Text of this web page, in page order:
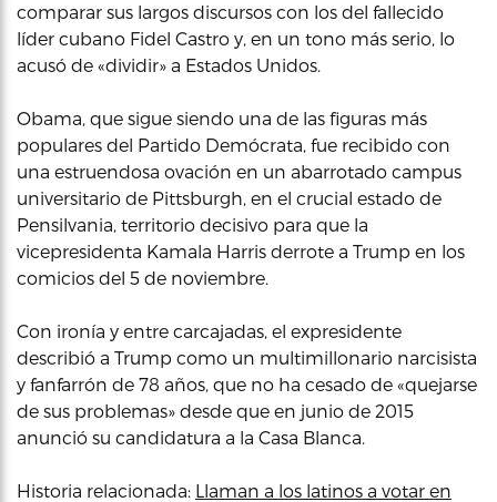
comparar sus largos discursos con los del fallecido
líder cubano Fidel Castro y, en un tono más serio, lo
acusó de «dividir» a Estados Unidos.
Obama, que sigue siendo una de las figuras más
populares del Partido Demócrata, fue recibido con
una estruendosa ovación en un abarrotado campus
universitario de Pittsburgh, en el crucial estado de
Pensilvania, territorio decisivo para que la
vicepresidenta Kamala Harris derrote a Trump en los
comicios del 5 de noviembre.
Con ironía y entre carcajadas, el expresidente
describió a Trump como un multimillonario narcisista
y fanfarrón de 78 años, que no ha cesado de «quejarse
de sus problemas» desde que en junio de 2015
anunció su candidatura a la Casa Blanca.
Historia relacionada: Llaman a los latinos a votar en